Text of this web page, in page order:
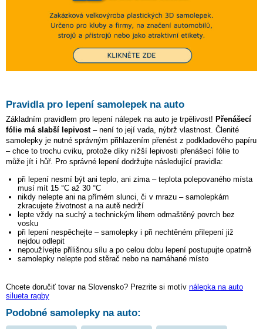
Pravidla pro lepení samolepek na auto
Základním pravidlem pro lepení nálepek na auto je trpělivost! Přenášecí
fólie má slabší lepivost– není to její vada, nýbrž vlastnost. Členité
samolepky je nutné správným přihlazením přenést z podkladového papíru
– chce to trochu cviku, protože díky nižší lepivosti přenášecí fólie to
může jít i hůř. Pro správné lepení dodržujte následující pravidla:
při lepení nesmí být ani teplo, ani zima – teplota polepovaného místa
musí mít 15 °C až 30 °C
nikdy nelepte ani na přímém slunci, či v mrazu – samolepkám
zkracujete životnost a na autě nedrží
lepte vždy na suchý a technickým lihem odmaštěný povrch bez
vosku
při lepení nespěchejte – samolepky i při nechtěném přilepení již
nejdou odlepit
nepoužívejte přílišnou sílu a po celou dobu lepení postupujte opatrně
samolepky nelepte pod stěrač nebo na namáhané místo
Chcete doručiť tovar na Slovensko? Prezrite si motív nálepka na auto
silueta ragby
Podobné samolepky na auto: